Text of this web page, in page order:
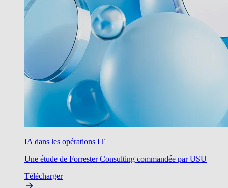
IA dans les opérations IT
Une étude de Forrester Consulting commandée par USU
Télécharger